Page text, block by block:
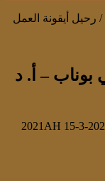
/ رحيل أيقونة العمل
بوناب – أ. د